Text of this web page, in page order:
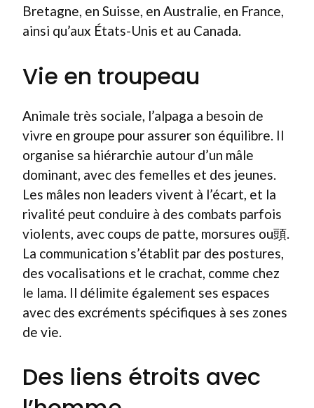
Bretagne, en Suisse, en Australie, en France,
ainsi qu’aux États-Unis et au Canada.
Vie en troupeau
Animale très sociale, l’alpaga a besoin de
vivre en groupe pour assurer son équilibre. Il
organise sa hiérarchie autour d’un mâle
dominant, avec des femelles et des jeunes.
Les mâles non leaders vivent à l’écart, et la
rivalité peut conduire à des combats parfois
violents, avec coups de patte, morsures ou頭.
La communication s’établit par des postures,
des vocalisations et le crachat, comme chez
le lama. Il délimite également ses espaces
avec des excréments spécifiques à ses zones
de vie.
Des liens étroits avec